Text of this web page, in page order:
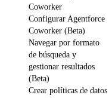
Coworker
Configurar Agentforce
Coworker (Beta)
Navegar por formato
de búsqueda y
gestionar resultados
(Beta)
Crear políticas de datos